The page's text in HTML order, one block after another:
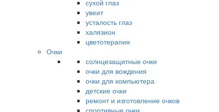
сухой глаз
увеит
усталость глаз
халязион
цветотерапия
Очки
солнцезащитные очки
очки для вождения
очки для компьютера
детские очки
ремонт и изготовление очков